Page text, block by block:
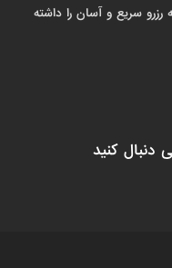
سریع و آسان را داشته
دنبال کنید